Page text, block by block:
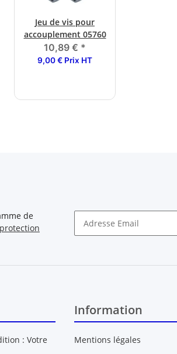
Jeu de vis pour
accouplement 05760
10,89 € *
9,00 € Prix HT
de
: Votre
Information
Mentions légales